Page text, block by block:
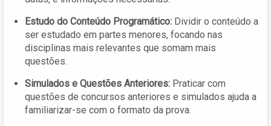
Estudo do Conteúdo Programático: Dividir o conteúdo a
ser estudado em partes menores, focando nas
disciplinas mais relevantes que somam mais
questões.
Simulados e Questões Anteriores: Praticar com
questões de concursos anteriores e simulados ajuda a
familiarizar-se com o formato da prova.